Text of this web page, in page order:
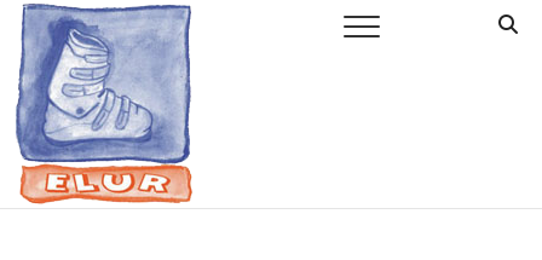
Saltar
contenido
Elur Taldea
EL CLUB DE ESQUÍ DE AMURRIO Y AYALA